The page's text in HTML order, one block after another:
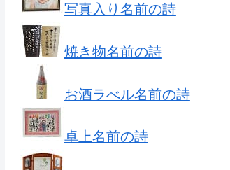
写真入り名前の詩
焼き物名前の詩
お酒ラべル名前の詩
卓上名前の詩